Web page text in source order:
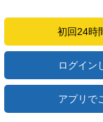
初回24時
ログイン
アプリで